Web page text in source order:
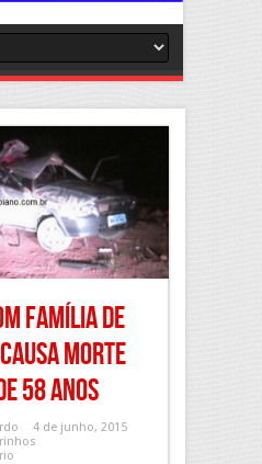
família de
morte
58 anos
4 de junho, 2015